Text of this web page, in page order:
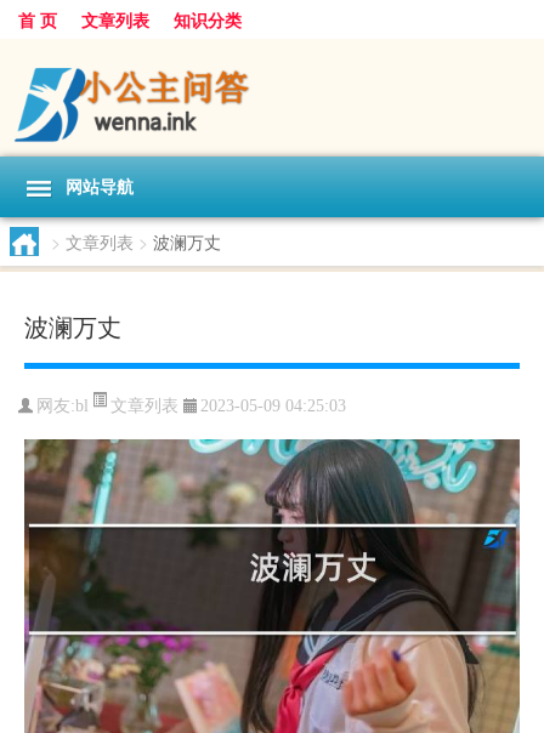
首 页 文章列表 知识分类
网站导航
> 文章列表 > 波澜万丈
波澜万丈
网友:bl 文章列表 2023-05-09 04:25:03